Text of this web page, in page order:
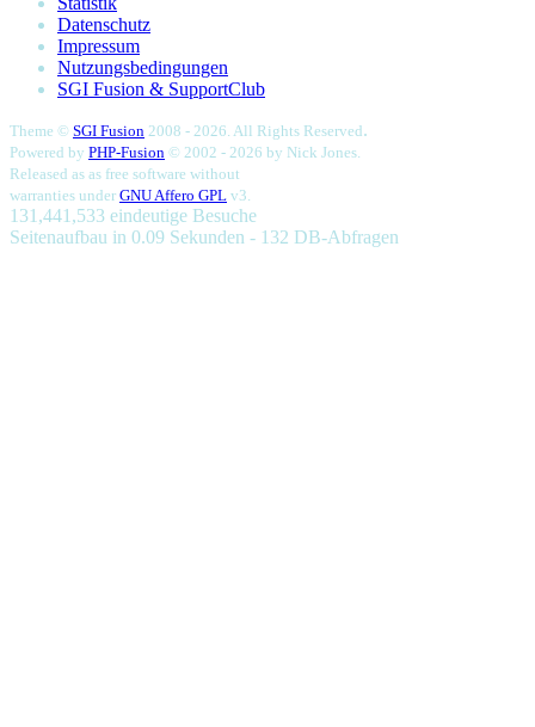
Datenschutz
Impressum
Nutzungsbedingungen
SGI Fusion & SupportClub
Theme © SGI Fusion 2008 - 2026. All Rights Reserved.
Powered by PHP-Fusion © 2002 - 2026 by Nick Jones.
Released as as free software without
warranties under GNU Affero GPL v3.
131,441,533 eindeutige Besuche
Seitenaufbau in 0.09 Sekunden - 132 DB-Abfragen